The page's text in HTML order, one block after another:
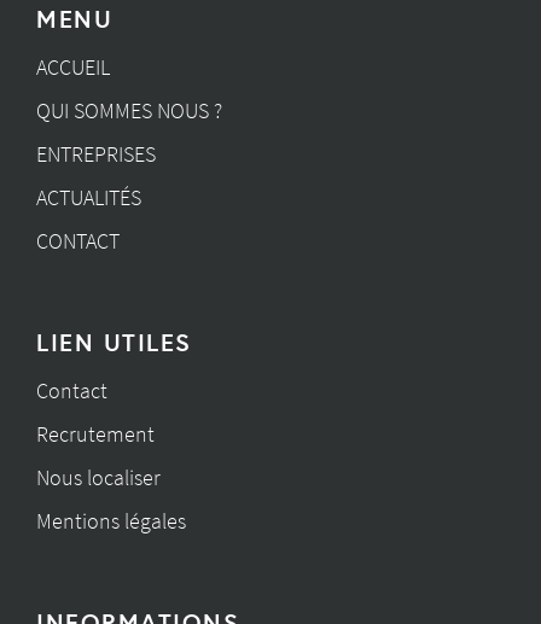
MENU
ACCUEIL
QUI SOMMES NOUS ?
ENTREPRISES
ACTUALITÉS
CONTACT
LIEN UTILES
Contact
Recrutement
Nous localiser
Mentions légales